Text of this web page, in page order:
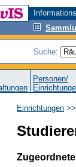
Suche:
Personen/
Einrichtungen >>